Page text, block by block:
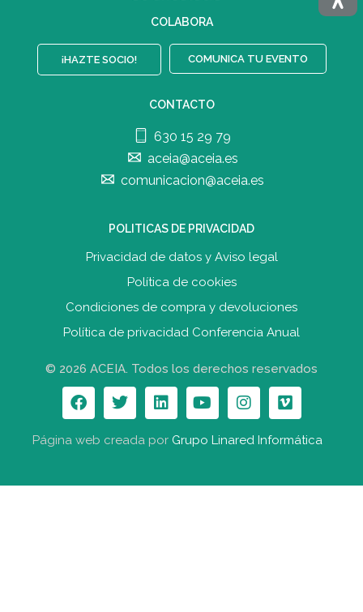
COLABORA
¡HAZTE SOCIO! COMUNICA TU EVENTO
CONTACTO
630 15 29 79
aceia@aceia.es
comunicacion@aceia.es
POLITICAS DE PRIVACIDAD
Privacidad de datos y Aviso legal
Política de cookies
Condiciones de compra y devoluciones
Política de privacidad Conferencia Anual
© 2026 ACEIA. Todos los derechos reservados
Página web creada por Grupo Linared Informática